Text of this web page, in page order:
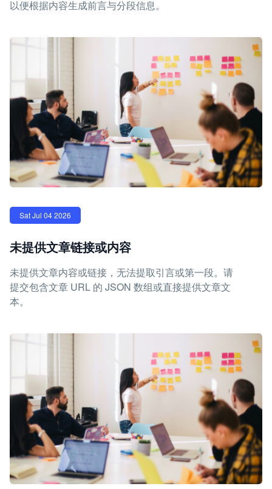
以便根据内容生成前言与分段信息。
Sat Jul 04 2026
未提供文章链接或内容
未提供文章内容或链接，无法提取引言或第一段。请
提交包含文章 URL 的 JSON 数组或直接提供文章文
本。